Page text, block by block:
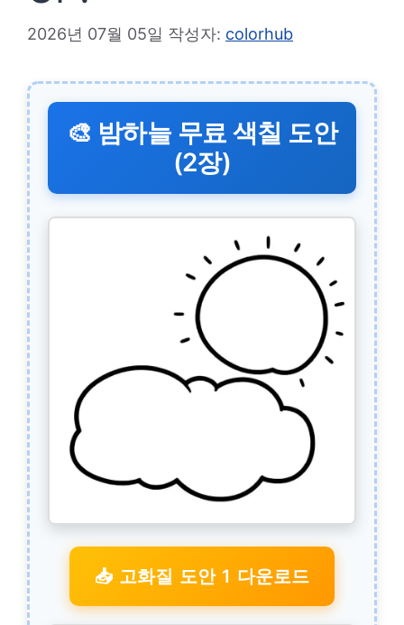
2026년 07월 05일 작성자: colorhub
🎨 밤하늘 무료 색칠 도안
(2장)
📥 고화질 도안 1 다운로드